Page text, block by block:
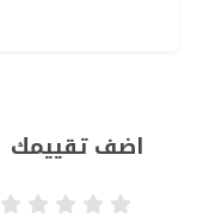
اضف تقييمك